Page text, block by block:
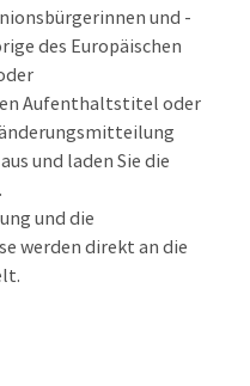
und -
des Europäischen
Aufenthaltstitel oder
und laden Sie die
und die
werden direkt an die